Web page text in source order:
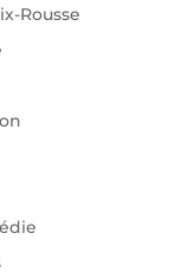
Rousse